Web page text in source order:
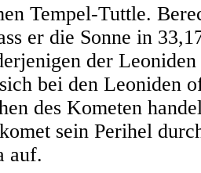
Tempel-Tuttle.
er die Sonne in
der
bei den Leoniden
des Kometen
sein Perihel
auf.